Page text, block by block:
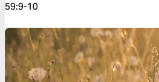
59:9-10